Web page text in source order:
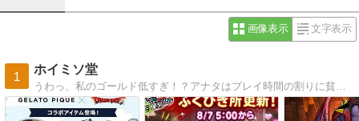
画像表示 文字表示
1
ホイミソ堂